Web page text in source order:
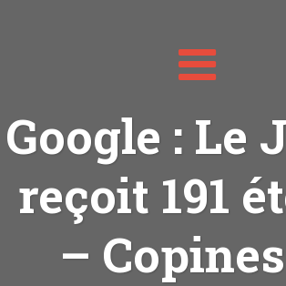
Toggle
navigation
Google : Le
reçoit 191
–